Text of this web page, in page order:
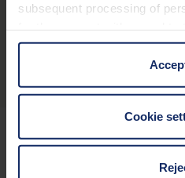
subsequent processing of
information is Art. 25 para. 1
the processing of personal
GDPR. We also use cookies
cases, the consent in these
third countries, in particular
Cookie
Pour rester toujours